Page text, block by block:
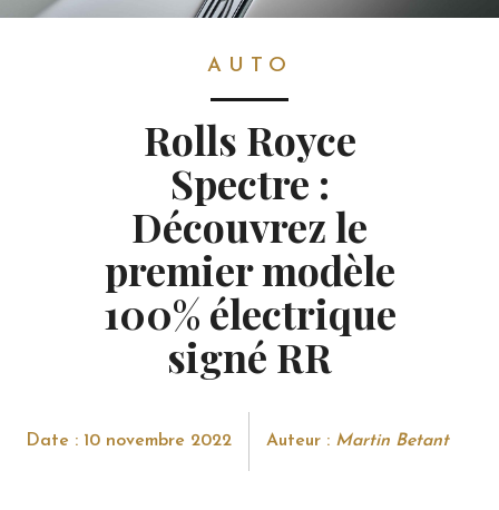
AUTO
Rolls Royce
Spectre :
Découvrez le
premier modèle
100% électrique
signé RR
Date : 10 novembre 2022 Auteur : Martin Betant